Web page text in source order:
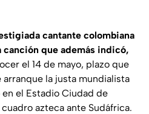
cantante colombiana
que además indicó,
el 14 de mayo, plazo que
la justa mundialista
en el Estadio Ciudad de
azteca ante Sudáfrica.